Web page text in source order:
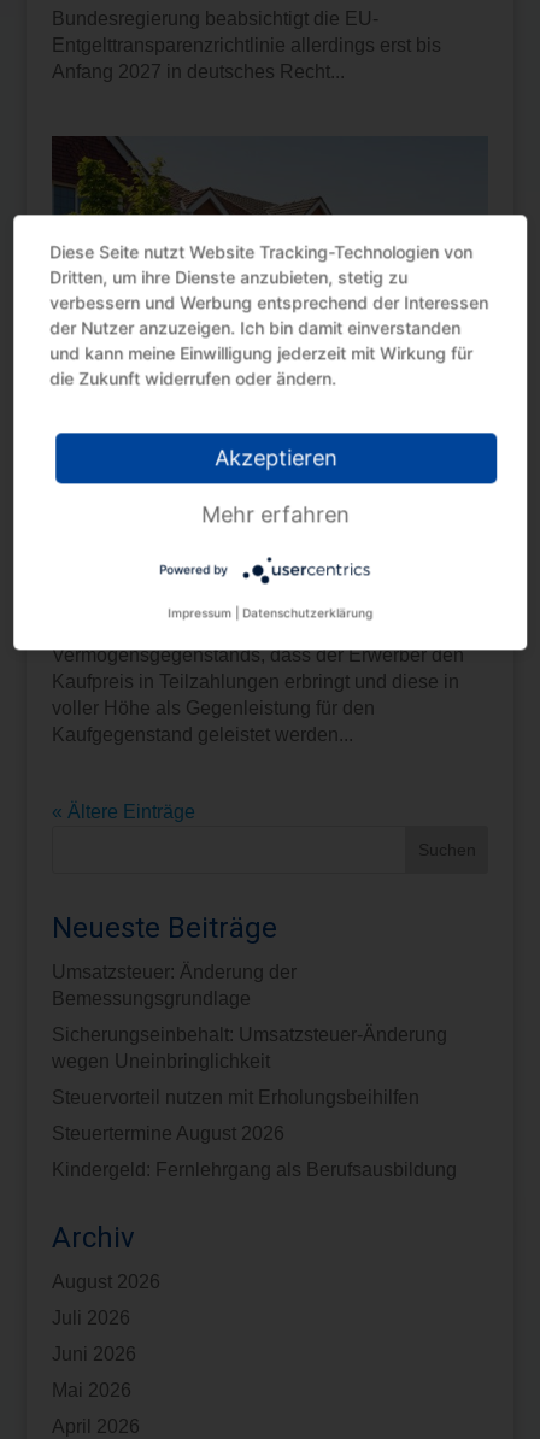
Bundesregierung beabsichtigt die EU-
Entgelttransparenzrichtlinie allerdings erst bis
Anfang 2027 in deutsches Recht...
Kaufpreiszahlung: Unentgeltliche Stundung keine
Gregor Mattheisen|Juni 19, 2026|
Vereinbaren die Vertragspartner bei der
Vermögensgegenstands, dass der Erwerber den
Kaufpreis in Teilzahlungen erbringt und diese in
voller Höhe als Gegenleistung für den
Kaufgegenstand geleistet werden...
« Ältere Einträge
Neueste Beiträge
Umsatzsteuer: Änderung der
Bemessungsgrundlage
Sicherungseinbehalt: Umsatzsteuer-Änderung
wegen Uneinbringlichkeit
Steuervorteil nutzen mit Erholungsbeihilfen
Steuertermine August 2026
Kindergeld: Fernlehrgang als Berufsausbildung
Archiv
August 2026
Juli 2026
Juni 2026
Mai 2026
April 2026
Diese Seite nutzt Website Tracking-Technologien von
Dritten, um ihre Dienste anzubieten, stetig zu
verbessern und Werbung entsprechend der Interessen
der Nutzer anzuzeigen. Ich bin damit einverstanden
und kann meine Einwilligung jederzeit mit Wirkung für
die Zukunft widerrufen oder ändern.
Akzeptieren
Mehr erfahren
Powered by
Impressum Datenschutzerklärung